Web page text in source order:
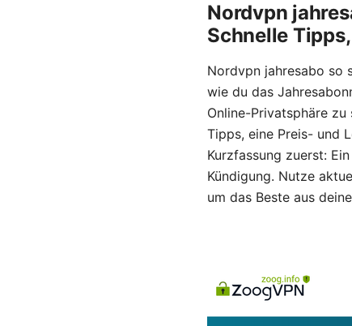
Nordvpn
Schnelle
Nordvpn jahresabo so
wie du das
Online-Privatsphäre
Tipps, eine Preis- und
Kurzfassung zuerst:
Kündigung. Nutze
um das Beste aus